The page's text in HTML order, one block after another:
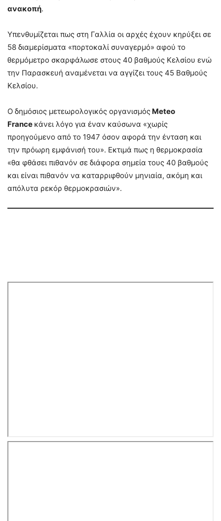
ανακοπή.
Υπενθυμίζεται πως στη Γαλλία οι αρχές έχουν κηρύξει σε
58 διαμερίσματα «πορτοκαλί συναγερμό» αφού το
θερμόμετρο σκαρφάλωσε στους 40 βαθμούς Κελσίου ενώ
την Παρασκευή αναμένεται να αγγίζει τους 45 Βαθμούς
Κελσίου.
Ο δημόσιος μετεωρολογικός οργανισμός Meteo
France κάνει λόγο για έναν καύσωνα «χωρίς
προηγούμενο από το 1947 όσον αφορά την ένταση και
την πρόωρη εμφάνισή του». Εκτιμά πως η θερμοκρασία
«θα φθάσει πιθανόν σε διάφορα σημεία τους 40 βαθμούς
και είναι πιθανόν να καταρριφθούν μηνιαία, ακόμη και
απόλυτα ρεκόρ θερμοκρασιών».